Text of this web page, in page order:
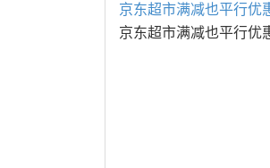
京东超市满减也平行优
京东超市满减也平行优